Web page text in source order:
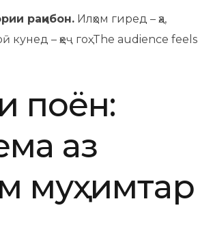
рақибон. Илҳом гиред – ҳа,
кунед – ҳеҷ гоҳ. The audience feels
поён:
аз
муҳимтар